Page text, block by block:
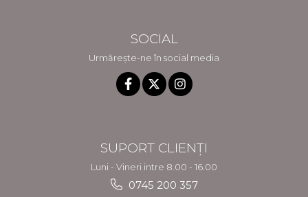
SOCIAL
Urmărește-ne în social media
SUPORT CLIENȚI
Luni - Vineri intre 8.00 - 16.00
0745 200 357